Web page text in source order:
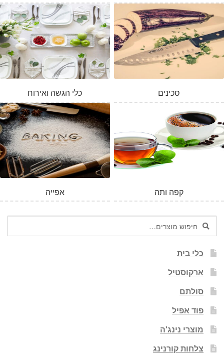
המלאי אזל
כלי הגשה ואירוח סכינים
אפייה קפה ותה
חיפוש
עבור:
חיפוש
כלי בית
ארקוסטיל
סולתם
פוד אפיל
מוצרי נינג'ה
צלחות קורנינג